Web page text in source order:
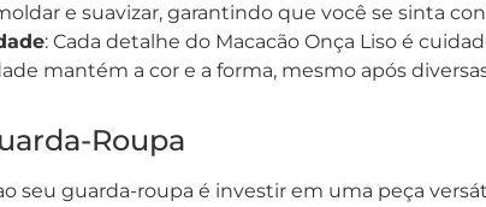
e suavizar, garantindo que você se sinta
: Cada detalhe do Macacão Onça Liso é
mantém a cor e a forma, mesmo após
Roupa
seu guarda-roupa é investir em uma peça